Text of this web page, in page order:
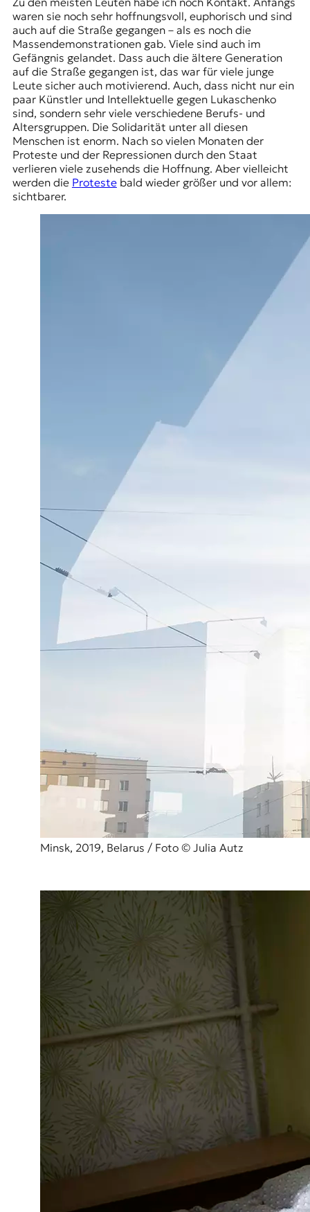
waren sie noch sehr hoffnungsvoll, euphorisch und sind
auch auf die Straße gegangen – als es noch die
Massendemonstrationen gab. Viele sind auch im
Gefängnis gelandet. Dass auch die ältere Generation
auf die Straße gegangen ist, das war für viele junge
Leute sicher auch motivierend. Auch, dass nicht nur ein
paar Künstler und Intellektuelle gegen Lukaschenko
sind, sondern sehr viele verschiedene Berufs- und
Altersgruppen. Die Solidarität unter all diesen
Menschen ist enorm. Nach so vielen Monaten der
Proteste und der Repressionen durch den Staat
verlieren viele zusehends die Hoffnung. Aber vielleicht
werden die Protestebald wieder größer und vor allem:
sichtbarer.
Minsk, 2019, Belarus / Foto © Julia Autz